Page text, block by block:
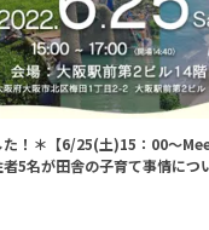
た！＊【6/25(土)15：00～
5名が田舎の子育て事情につ